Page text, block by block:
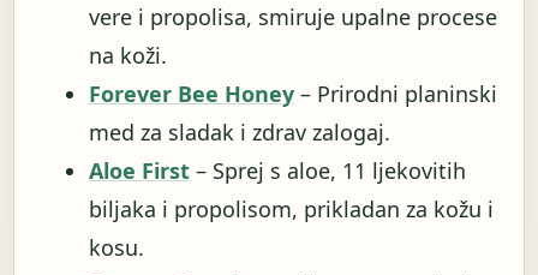
vere i propolisa, smiruje upalne procese
na koži.
Forever Bee Honey – Prirodni planinski
med za sladak i zdrav zalogaj.
Aloe First – Sprej s aloe, 11 ljekovitih
biljaka i propolisom, prikladan za kožu i
kosu.